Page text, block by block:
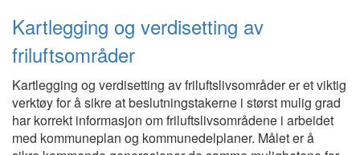
Kartlegging og verdisetting av
friluftsområder
Kartlegging og verdisetting av friluftslivsområder er et viktig
verktøy for å sikre at beslutningstakerne i størst mulig grad
har korrekt informasjon om friluftslivsområdene i arbeidet
med kommuneplan og kommunedelplaner. Målet er å